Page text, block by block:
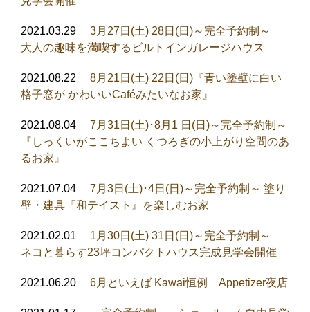
2021.03.29
3月27日(土) 28日(日)～完全予約制～
大人の趣味を満喫するビルトインガレージハウス
2021.08.22
8月21日(土) 22日(日)『青い塗壁に白い
格子窓が かわいいCaféみたいなお家』
2021.08.04
7月31日(土)･8月1 日(日)～完全予約制～
『しっくいがここちよい くつろぎの小上がり空間のあ
るお家』
2021.07.04
7月3日(土)･4日(日)～完全予約制～ 塗り
壁・建具『和テイスト』を楽しむお家
2021.02.01
1月30日(土) 31日(日)～完全予約制～
ネコと暮らす23坪コンパクトハウス完成見学会開催
2021.06.20 6月といえば Kawai恒例 Appetizer夜店